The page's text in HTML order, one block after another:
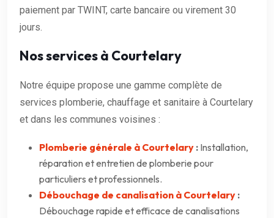
paiement par TWINT, carte bancaire ou virement 30
jours.
Nos services à Courtelary
Notre équipe propose une gamme complète de
services plomberie, chauffage et sanitaire à Courtelary
et dans les communes voisines :
Plomberie générale à Courtelary : Installation,
réparation et entretien de plomberie pour
particuliers et professionnels.
Débouchage de canalisation à Courtelary :
Débouchage rapide et efficace de canalisations